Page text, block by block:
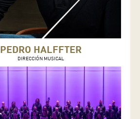
PEDRO HALFFTER
DIRECCIÓN MUSICAL